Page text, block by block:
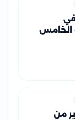
في
الخامس
من